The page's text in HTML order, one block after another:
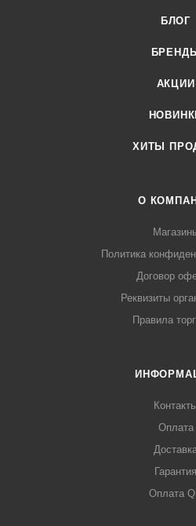
БЛОГ
БРЕНДЫ
АКЦИИ
ХИТЫ
О
Политика
Договор
Реквизиты
Правила
Оплата
Гарантия
Оплата